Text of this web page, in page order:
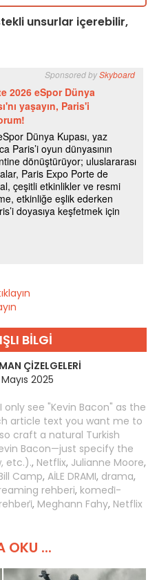
unsurlar içerebilir,
BILGI
ÇIZELGELERI
2025
I only see "Kevin Bacon" as the
article text you want me to
craft a natural Turkish
Bacon—just specify the
etc.)., Netflix, Julianne Moore,
Camp, AİLE DRAMI, drama,
rehberi, komedi̇-
, Meghann Fahy, Netflix
OKU ...